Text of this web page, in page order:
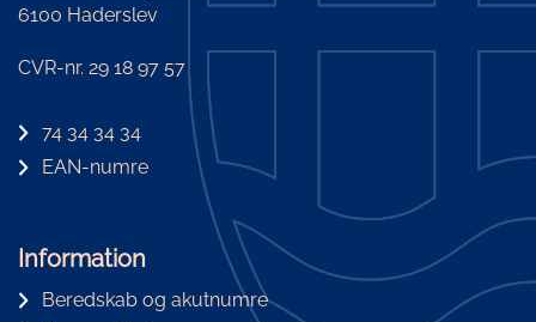
6100 Haderslev
CVR-nr. 29 18 97 57
74 34 34 34
EAN-numre
Information
Beredskab og akutnumre